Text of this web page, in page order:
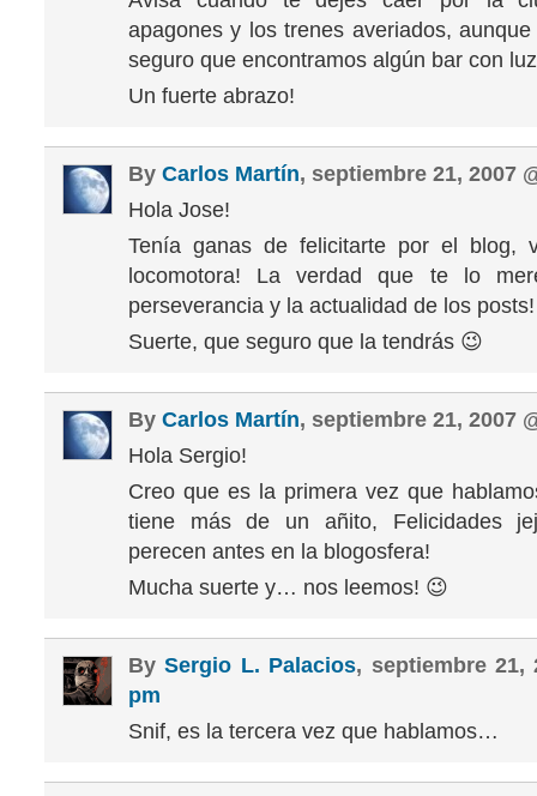
apagones y los trenes averiados,
seguro que encontramos algún bar con
Un fuerte abrazo!
By Carlos Martín, septiembre 21, 2007
Hola Jose!
Tenía ganas de felicitarte por el blog,
locomotora! La verdad que te lo
perseverancia y la actualidad de los posts!
Suerte, que seguro que la tendrás 😉
By Carlos Martín, septiembre 21, 2007
Hola Sergio!
Creo que es la primera vez que
tiene más de un añito, Felicidades
perecen antes en la blogosfera!
Mucha suerte y… nos leemos! 😉
BySergio L. Palacios, septiembre 21,
pm
Snif, es la tercera vez que hablamos…